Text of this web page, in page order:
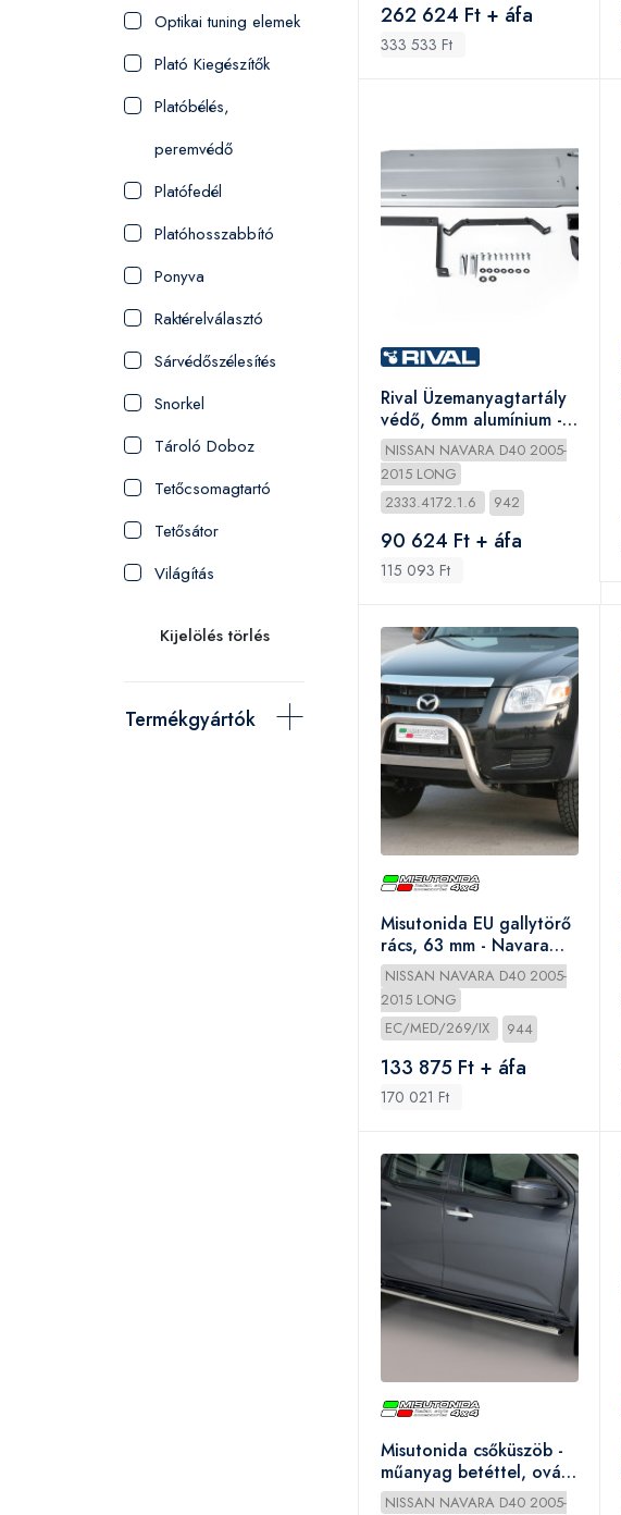
Optikai tuning elemek
Plató Kiegészítők
Platóbélés,
peremvédő
Platófedél
Platóhosszabbító
Ponyva
Raktérelválasztó
Sárvédőszélesítés
Snorkel
Tároló Doboz
Tetőcsomagtartó
Tetősátor
Világítás
Kijelölés törlés
Termékgyártók
262 624 Ft + áfa
333 533 Ft
Rival Üzemanyagtartály
védő, 6mm alumínium -
Nissan Navara 2005-
NISSAN NAVARA D40 2005-
2015 LONG
2333.4172.1.6
942
90 624 Ft + áfa
115 093 Ft
Misutonida EU gallytörő
rács, 63 mm - Navara
D/C 2010-
NISSAN NAVARA D40 2005-
2015 LONG
EC/MED/269/IX
944
133 875 Ft + áfa
170 021 Ft
Misutonida csőküszöb -
műanyag betéttel, ovális
- Navara D/C 2010-
NISSAN NAVARA D40 2005-